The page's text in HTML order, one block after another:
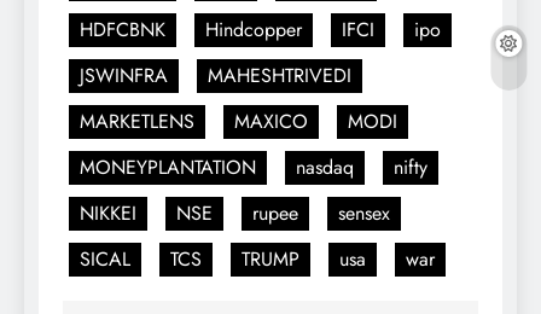
HDFCBNK
Hindcopper IFCI
ipo
JSWINFRA
MAHESHTRIVEDI
MARKETLENS
MAXICO
MODI
MONEYPLANTATION
nasdaq
nifty
NIKKEI
NSE rupee
sensex
SICAL
TCS TRUMP usa war